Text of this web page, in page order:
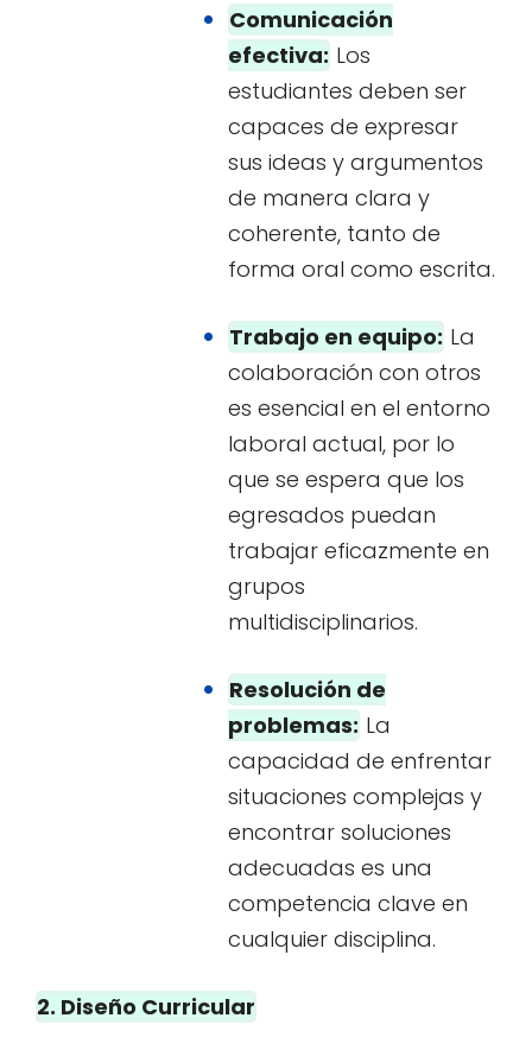
Comunicación
efectiva: Los
estudiantes deben ser
capaces de expresar
sus ideas y argumentos
de manera clara y
coherente, tanto de
forma oral como escrita.
Trabajo en equipo: La
colaboración con otros
es esencial en el entorno
laboral actual, por lo
que se espera que los
egresados puedan
trabajar eficazmente en
grupos
multidisciplinarios.
Resolución de
problemas: La
capacidad de enfrentar
situaciones complejas y
encontrar soluciones
adecuadas es una
competencia clave en
cualquier disciplina.
2. Diseño Curricular